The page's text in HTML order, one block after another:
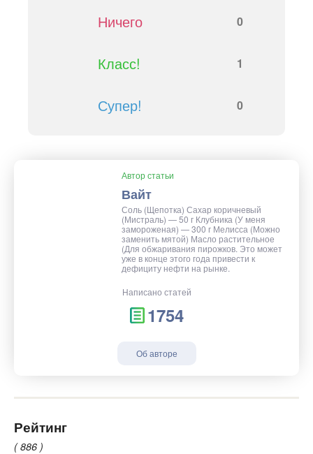
Ничего 0
Класс! 1
Супер! 0
Автор статьи
Вайт
Соль (Щепотка) Сахар коричневый
(Мистраль) — 50 г Клубника (У меня
замороженая) — 300 г Мелисса (Можно
заменить мятой) Масло растительное
(Для обжаривания пирожков. Это может
уже в конце этого года привести к
дефициту нефти на рынке.
Написано статей
1754
Об авторе
Рейтинг
( 886 )